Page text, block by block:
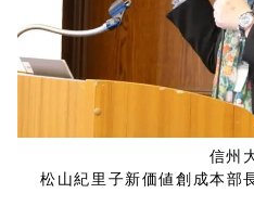
信州
松山紀里子新価値創成本部